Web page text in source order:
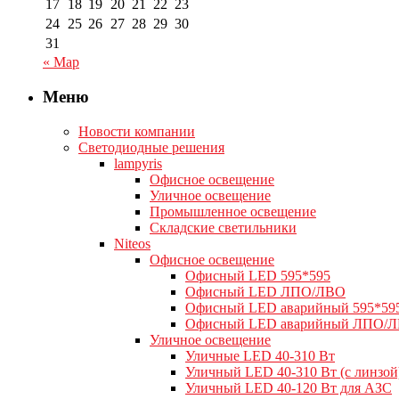
17 18 19 20 21 22 23
24 25 26 27 28 29 30
31
« Мар
Меню
Новости компании
Светодиодные решения
lampyris
Офисное освещение
Уличное освещение
Промышленное освещение
Складские светильники
Niteos
Офисное освещение
Офисный LED 595*595
Офисный LED ЛПО/ЛВО
Офисный LED аварийный
Офисный LED аварийный ЛПО/
Уличное освещение
Уличные LED 40-310 Вт
Уличный LED 40-310 Вт (с
Уличный LED 40-120 Вт для АЗС